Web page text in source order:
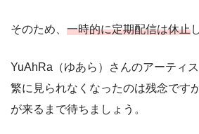
そのため、 一時的に定期配信は休止
YuAhRa（ゆあら）さんのアーティ
繁に見られなくなったのは残念です
が来るまで待ちましょう。